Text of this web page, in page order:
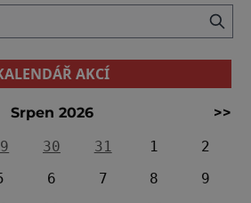
AKCÍ
Srpen 2026
>>
30 31 1
2
6 7 8
9